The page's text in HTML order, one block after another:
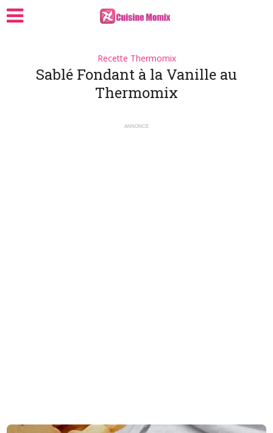
Recette Thermomix
Sablé Fondant à la Vanille au
Thermomix
ANNONCE